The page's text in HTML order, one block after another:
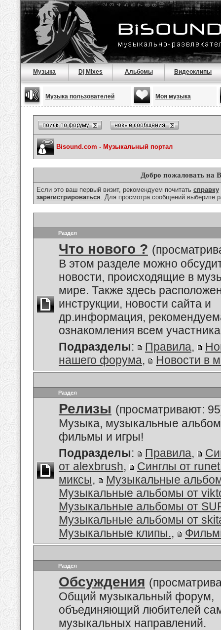
Музыка Dj Mixes Альбомы Видеоклипы
Музыка пользователей Моя музыка
Bisound.com - Музыкальный портал
Добро пожаловать на
Если это ваш первый визит, рекомендуем почитать справку
зарегистрироваться. Для просмотра сообщений выберите
Раздел
Что нового ?
В этом разделе можно
новости, происходящие в
мире. Также здесь
инструкции, новости сайта и
др.информация,
ознакомления всем
Подразделы: Правила,
нашего форума, Новости в
Раздел
Релизы (просматривают:
Музыка, музыкальные
фильмы и игры!
Подразделы: Правила,
от alexbrush,
Синглы от
миксы,
Музыкальные
Музыкальные альбомы от
Музыкальные альбомы от
Музыкальные альбомы от
Музыкальные клипы.,
Раздел
Обсуждения
Общий музыкальный форум,
объединяющий любителей
музыкальных направлений.